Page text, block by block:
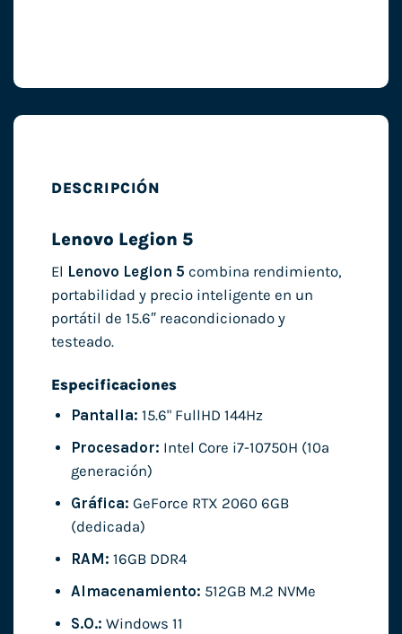
DESCRIPCIÓN
Lenovo Legion 5
El Lenovo Legion 5 combina rendimiento,
portabilidad y precio inteligente en un
portátil de 15.6″ reacondicionado y
testeado.
Especificaciones
Pantalla: 15.6" FullHD 144Hz
Procesador: Intel Core i7-10750H (10ª
generación)
Gráfica: GeForce RTX 2060 6GB
(dedicada)
RAM: 16GB DDR4
Almacenamiento: 512GB M.2 NVMe
S.O.: Windows 11